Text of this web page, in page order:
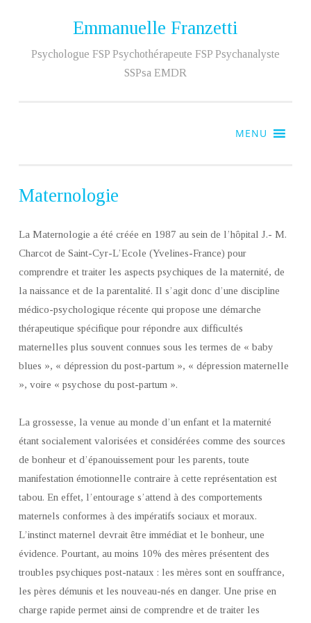
contenu
Emmanuelle Franzetti
Psychologue FSP Psychothérapeute FSP Psychanalyste
SSPsa EMDR
MENU
Maternologie
La Maternologie a été créée en 1987 au sein de l’hôpital J.- M.
Charcot de Saint-Cyr-L’Ecole (Yvelines-France) pour
comprendre et traiter les aspects psychiques de la maternité, de
la naissance et de la parentalité. Il s’agit donc d’une discipline
médico-psychologique récente qui propose une démarche
thérapeutique spécifique pour répondre aux difficultés
maternelles plus souvent connues sous les termes de « baby
blues », « dépression du post-partum », « dépression maternelle
», voire « psychose du post-partum ».
La grossesse, la venue au monde d’un enfant et la maternité
étant socialement valorisées et considérées comme des sources
de bonheur et d’épanouissement pour les parents, toute
manifestation émotionnelle contraire à cette représentation est
tabou. En effet, l’entourage s’attend à des comportements
maternels conformes à des impératifs sociaux et moraux.
L’instinct maternel devrait être immédiat et le bonheur, une
évidence. Pourtant, au moins 10% des mères présentent des
troubles psychiques post-nataux : les mères sont en souffrance,
les pères démunis et les nouveau-nés en danger. Une prise en
charge rapide permet ainsi de comprendre et de traiter les